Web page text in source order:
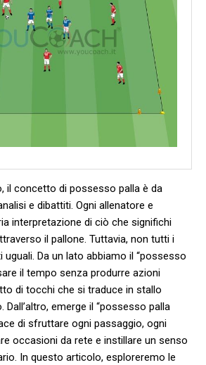
il concetto di ⁤possesso palla⁤ è⁢ da
e dibattiti. Ogni allenatore e
‌interpretazione di ciò ⁤che ⁤significhi
‌il ‌pallone.‌ Tuttavia, non tutti i
Da un lato⁣ abbiamo​ il “possesso
il tempo senza produrre azioni
​di tocchi ⁤che si traduce ⁤in⁣ stallo⁣
Dall’altro,⁢ emerge il “possesso palla
di sfruttare ogni passaggio,‌ ogni
occasioni​ da rete⁣ e​ instillare un⁣ senso⁣
In questo articolo, esploreremo le